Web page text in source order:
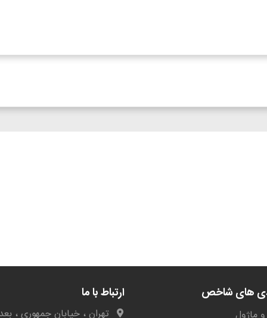
های شاخص ارتباط با ما
تهران ، خیابان جمهوری ،